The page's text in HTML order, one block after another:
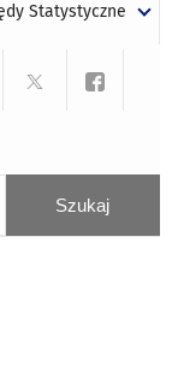
tekst
czarnym
tekst
czarnym
tekst
żółtym
Statystyczne